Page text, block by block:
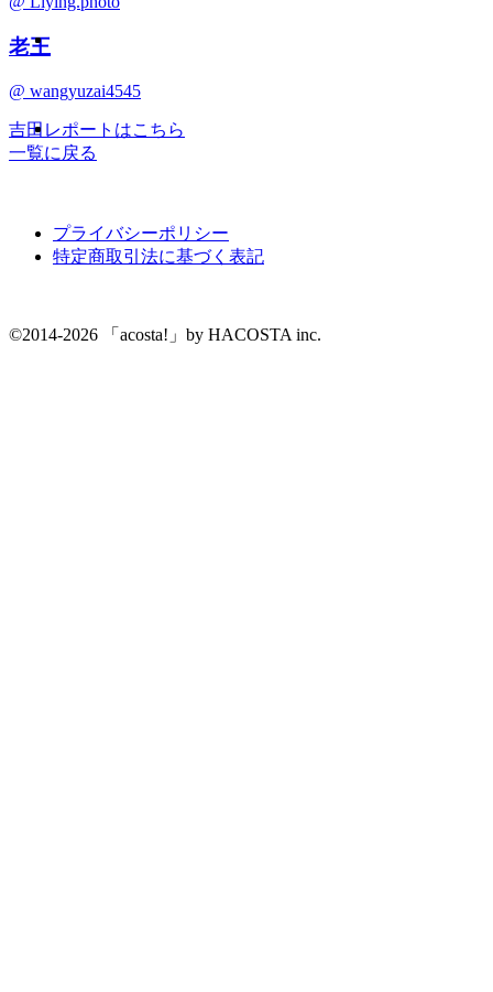
老王
@ wangyuzai4545
吉田レポートはこちら
一覧に戻る
プライバシーポリシー
特定商取引法に基づく表記
©2014-2026 「acosta!」by HACOSTA inc.